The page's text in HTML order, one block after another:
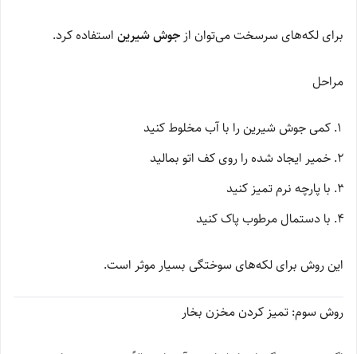
برای لکه‌های سرسخت می‌توان از جوش شیرین استفاده کرد.
مراحل
کمی جوش شیرین را با آب مخلوط کنید
خمیر ایجاد شده را روی کف اتو بمالید
با پارچه نرم تمیز کنید
با دستمال مرطوب پاک کنید
این روش برای لکه‌های سوختگی بسیار موثر است.
روش سوم: تمیز کردن مخزن بخار